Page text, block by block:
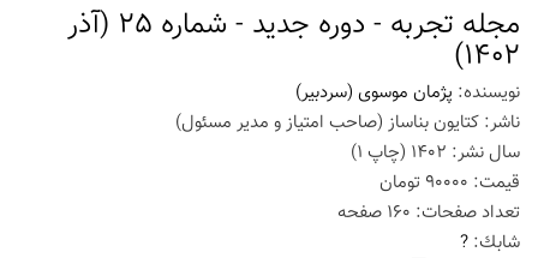
مجله تجربه - دوره جدید - شماره 25 (آذر
1402)
نویسنده: پژمان موسوی (سردبیر)
ناشر: کتایون بناساز (صاحب امتیاز و مدیر مسئول)
سال نشر: 1402 (چاپ 1
)
قیمت: 90000 تومان
تعداد صفحات: 160 صفحه
شابك: ?